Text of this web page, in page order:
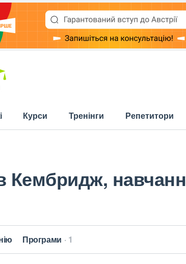
Курси Тренінги Репетитори
Кембридж,
Програми 1